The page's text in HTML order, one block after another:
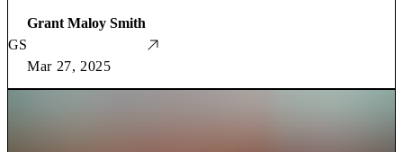
GS
Grant Maloy Smith
Mar 27, 2025